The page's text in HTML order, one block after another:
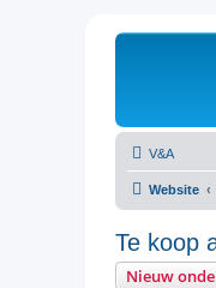
V&A
Website
Te koop
Nieuw